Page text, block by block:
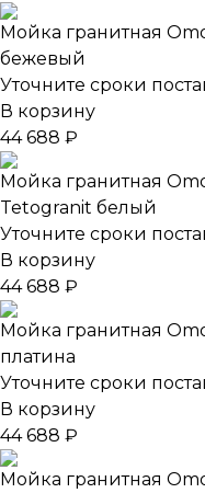
Мойка гранитная
бежевый
Уточните сроки
В корзину
44 688 ₽
Мойка гранитная
Tetogranit белый
Уточните сроки
В корзину
44 688 ₽
Мойка гранитная
платина
Уточните сроки
В корзину
44 688 ₽
Мойка гранитная